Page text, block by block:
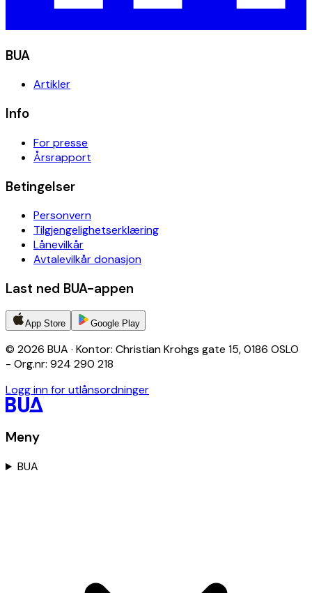
BUA
Artikler
Info
For presse
Årsrapport
Betingelser
Personvern
Tilgjengelighetserklæring
Lånevilkår
Avtalevilkår donasjon
Last ned BUA-appen
App Store Google Play
© 2026 BUA · Kontor: Christian Krohgs gate 15, 0186 OSLO
- Org.nr: 924 290 218
Logg inn for utlånsordninger
Meny
BUA